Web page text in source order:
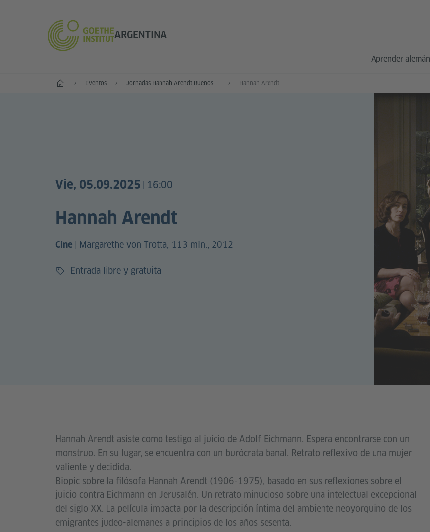
ARGENTINA
Aprender alemán
Inicio Eventos Jornadas Hannah Arendt Buenos Aires. Del exilio a la posverdad Hannah Arendt
Vie, 05.09.2025 16:00
Hannah Arendt
Cine Margarethe von Trotta, 113 min., 2012
Precio
Entrada libre y gratuita
Hannah Arendt asiste como testigo al juicio de Adolf Eichmann. Espera encontrarse con un
monstruo. En su lugar, se encuentra con un burócrata banal. Retrato reflexivo de una mujer
valiente y decidida.
Biopic sobre la filósofa Hannah Arendt (1906-1975), basado en sus reflexiones sobre el
juicio contra Eichmann en Jerusalén. Un retrato minucioso sobre una intelectual excepcional
del siglo XX. La película impacta por la descripción íntima del ambiente neoyorquino de los
emigrantes judeo-alemanes a principios de los años sesenta.